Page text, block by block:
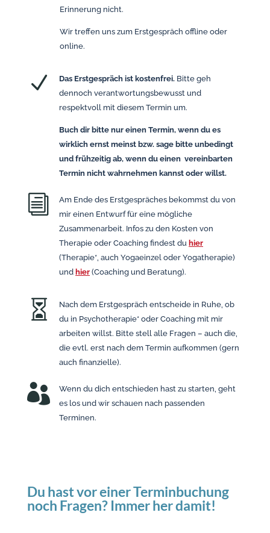
Erinnerung nicht.
Wir treffen uns zum Erstgespräch offline oder
online.
N Das Erstgespräch ist kostenfrei.Bitte geh
dennoch verantwortungsbewusst und
respektvoll mit diesem Termin um.
Buch dir bitte nur einen Termin, wenn du es
wirklich ernst meinst bzw. sage bitte unbedingt
und frühzeitig ab, wenn du einen vereinbarten
Termin nicht wahrnehmen kannst oder willst.
i
Am Ende des Erstgespräches bekommst du von
mir einen Entwurf für eine mögliche
Zusammenarbeit. Infos zu den Kosten von
Therapie oder Coaching findest du hier
(Therapie*, auch Yogaeinzel oder Yogatherapie)
und hier(Coaching und Beratung).

Nach dem Erstgespräch entscheide in Ruhe, ob
du in Psychotherapie* oder Coaching mit mir
arbeiten willst. Bitte stell alle Fragen – auch die,
die evtl. erst nach dem Termin aufkommen (gern
auch finanzielle).

Wenn du dich entschieden hast zu starten, geht
es los und wir schauen nach passenden
Terminen.
Du hast vor einer Terminbuchung
noch Fragen? Immer her damit!